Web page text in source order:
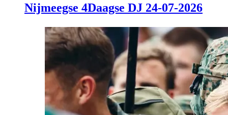
Nijmeegse 4Daagse DJ 24-07-2026